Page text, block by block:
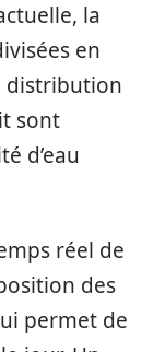
la
en
distribution
sont
d’eau
réel de
des
permet de